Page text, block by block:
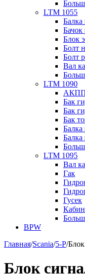
LTM 1055
Блок
Болт
Болт
Вал
LTM 1090
Бак
Бак
Бак
Балка
LTM 1095
Вал
Гак
Гусек
BPW
Главная/Scania/5-P/
Блок